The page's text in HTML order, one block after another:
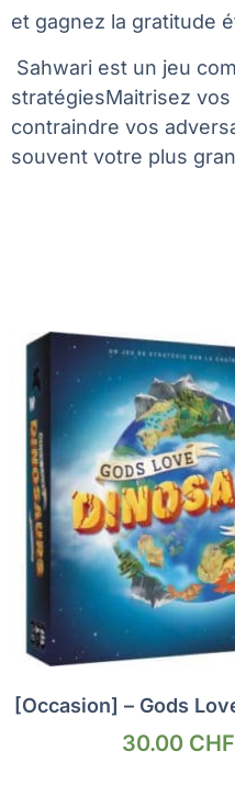
et gagnez la gratitude
Sahwari est un jeu
stratégiesMaitrisez
contraindre vos
souvent votre plus
[Occasion] – Gods
30.00 CHF